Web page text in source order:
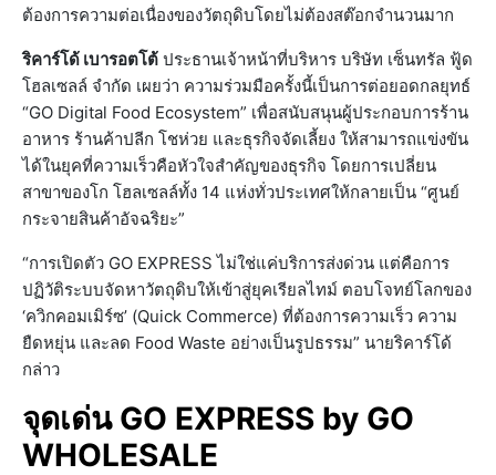
ต้องการความต่อเนื่องของวัตถุดิบโดยไม่ต้องสต๊อกจำนวนมาก
ริคาร์โด้ เบารอตโต้ ประธานเจ้าหน้าที่บริหาร บริษัท เซ็นทรัล ฟู้ด
โฮลเซลล์ จำกัด เผยว่า ความร่วมมือครั้งนี้เป็นการต่อยอดกลยุทธ์
“GO Digital Food Ecosystem” เพื่อสนับสนุนผู้ประกอบการร้าน
อาหาร ร้านค้าปลีก โชห่วย และธุรกิจจัดเลี้ยง ให้สามารถแข่งขัน
ได้ในยุคที่ความเร็วคือหัวใจสำคัญของธุรกิจ โดยการเปลี่ยน
สาขาของโก โฮลเซลล์ทั้ง 14 แห่งทั่วประเทศให้กลายเป็น “ศูนย์
กระจายสินค้าอัจฉริยะ”
“การเปิดตัว GO EXPRESS ไม่ใช่แค่บริการส่งด่วน แต่คือการ
ปฏิวัติระบบจัดหาวัตถุดิบให้เข้าสู่ยุคเรียลไทม์ ตอบโจทย์โลกของ
‘ควิกคอมเมิร์ซ’ (Quick Commerce) ที่ต้องการความเร็ว ความ
ยืดหยุ่น และลด Food Waste อย่างเป็นรูปธรรม” นายริคาร์โด้
กล่าว
จุดเด่น GO EXPRESS by GO
WHOLESALE